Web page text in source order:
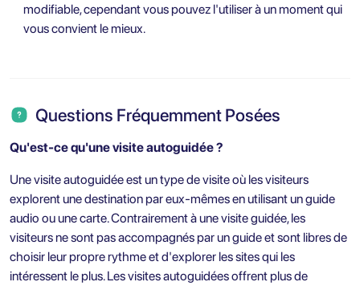
modifiable, cependant vous pouvez l'utiliser à un moment qui
vous convient le mieux.
Questions Fréquemment Posées
Qu'est-ce qu'une visite autoguidée ?
Une visite autoguidée est un type de visite où les visiteurs
explorent une destination par eux-mêmes en utilisant un guide
audio ou une carte. Contrairement à une visite guidée, les
visiteurs ne sont pas accompagnés par un guide et sont libres de
choisir leur propre rythme et d'explorer les sites qui les
intéressent le plus. Les visites autoguidées offrent plus de